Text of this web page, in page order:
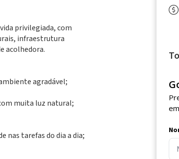
privilegiada, com
infraestrutura
acolhedora.
agradável;
muita luz natural;
nas tarefas do dia a dia;